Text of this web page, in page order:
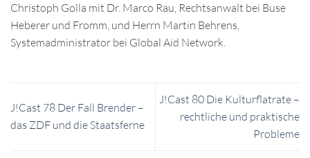
Christoph Golla mit Dr. Marco Rau, Rechtsanwalt bei Buse
Heberer und Fromm, und Herrn Martin Behrens,
Systemadministrator bei Global Aid Network.
J!Cast 78 Der Fall Brender –
das ZDF und die Staatsferne
J!Cast 80 Die Kulturflatrate –
rechtliche und praktische
Probleme